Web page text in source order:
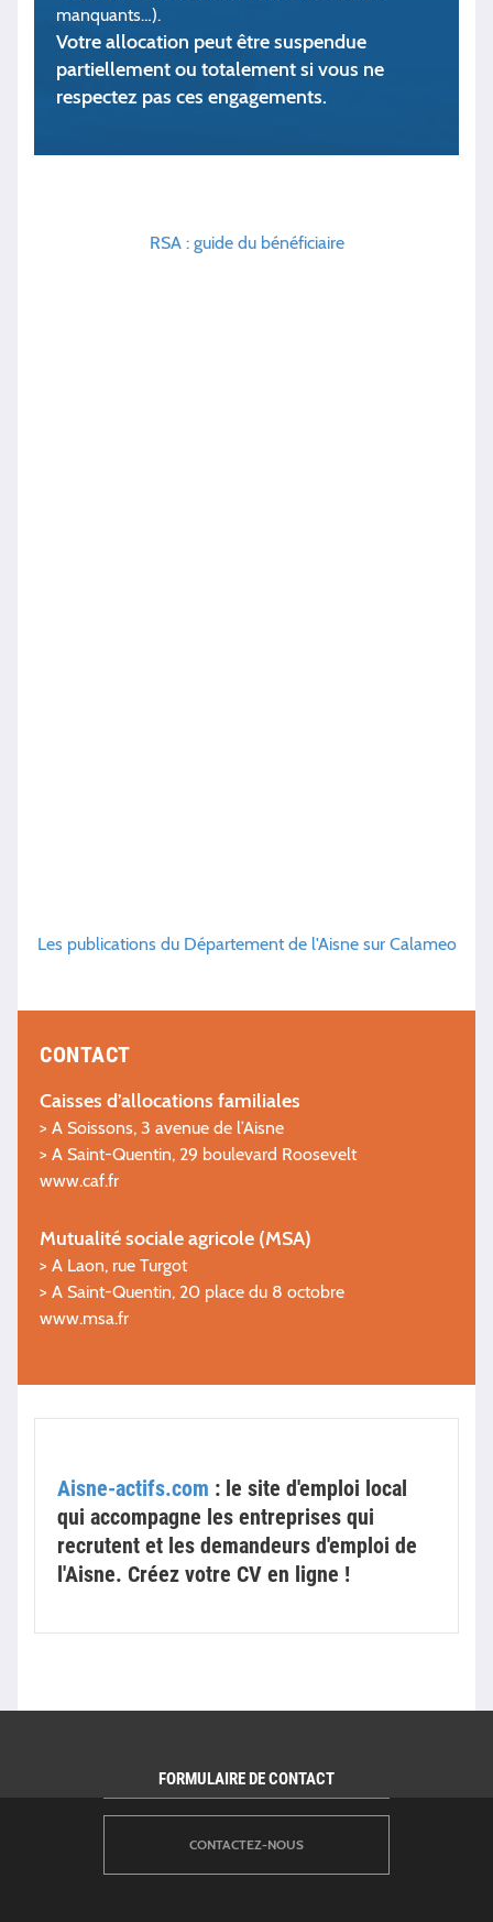
manquants…).
Votre allocation peut être suspendue
partiellement ou totalement si vous ne
respec­tez pas ces engagements.
RSA : guide du bénéficiaire
Les publications du Département de l'Aisne sur Calameo
CONTACT
Caisses d’allocations familiales
> A Soissons, 3 avenue de l’Aisne
> A Saint-Quentin, 29 boulevard Roosevelt
www.caf.fr
Mutualité sociale agricole (MSA)
> A Laon, rue Turgot
> A Saint-Quentin, 20 place du 8 octobre
www.msa.fr
Aisne-actifs.com : le site d'emploi local
qui accompagne les entreprises qui
recrutent et les demandeurs d'emploi de
l'Aisne. Créez votre CV en ligne !
FORMULAIRE DE CONTACT
CONTACTEZ-NOUS